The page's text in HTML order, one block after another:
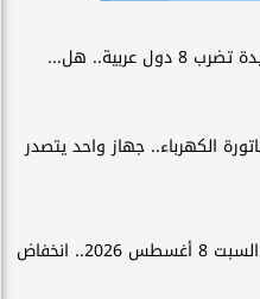
عربية.. هل...
الكهرباء.. جهاز واحد يتصدر
الطقس غدًا السبت 8 أغسطس 2026.. انخفاض